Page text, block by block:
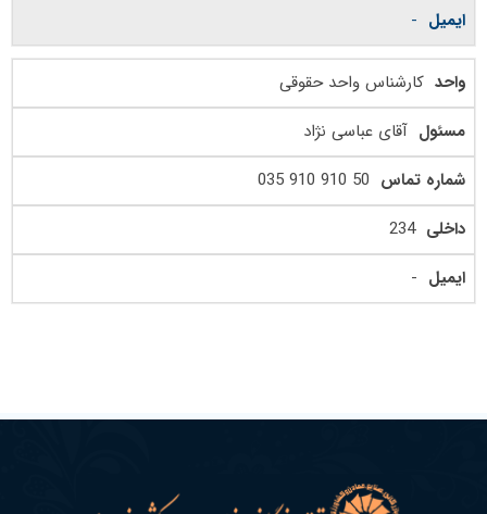
-
کارشناس واحد حقوقی
آقای عباسی نژاد
50 910 910 035
234
-